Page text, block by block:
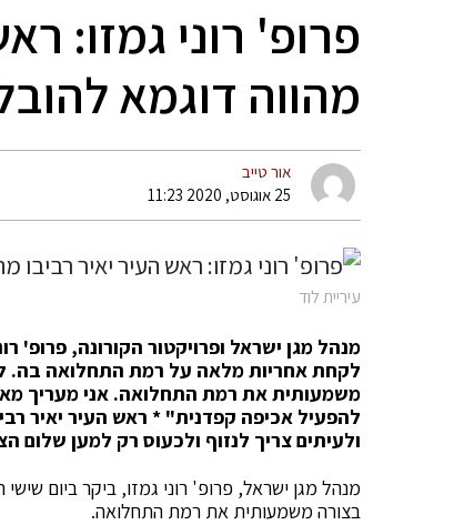
פרופ' רוני גמזו:
מהווה דוגמא
אור טייב
25 אוגוסט, 2020 11:23
עיריית לוד
מנהל מגן ישראל ופרויקטור הקורונה, פרופ'
לקחת אחריות מלאה על רמת התחלואה בה.
משמעותית את רמת התחלואה. אני מעריך
להפעיל אכיפה קפדנית" * ראש העיר יאיר
ולעיתים צריך לנזוף ולכעוס רק למען שלום
מנהל מגן ישראל, פרופ' רוני גמזו, ביקר ביום
בצורה משמעותית את רמת התחלואה.